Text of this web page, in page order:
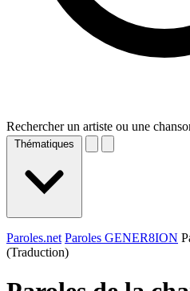
Rechercher un artiste ou une
Thématiques
Paroles.net Paroles GENER8ION
(Traduction)